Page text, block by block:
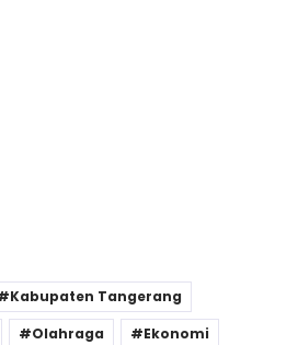
Kabupaten Tangerang
Olahraga
Ekonomi